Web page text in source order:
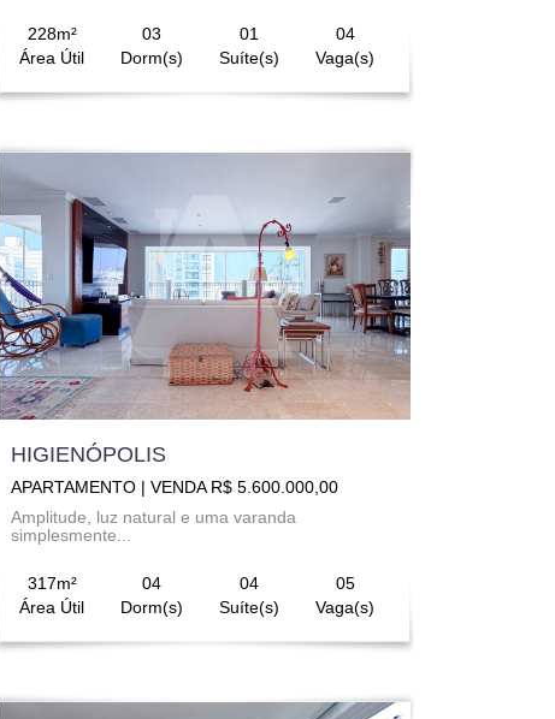
228m²
Área Útil
03
Dorm(s)
01
Suíte(s)
04
Vaga(s)
HIGIENÓPOLIS
APARTAMENTO | VENDA R$ 5.600.000,00
Amplitude, luz natural e uma varanda
simplesmente...
317m²
Área Útil
04
Dorm(s)
04
Suíte(s)
05
Vaga(s)